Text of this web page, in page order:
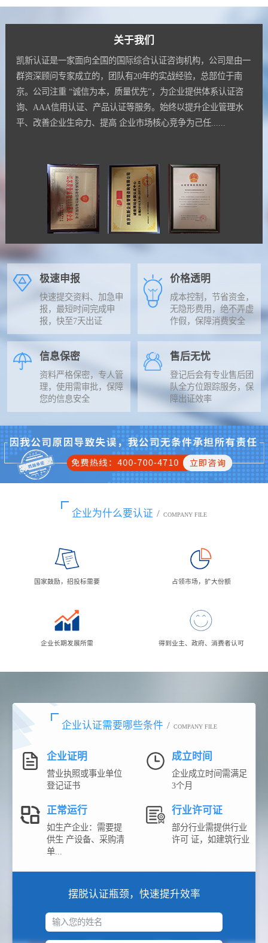
关于我们
凯新认证是一家面向全国的国际综合认证咨询机构，公司是由一
群资深顾问专家成立的，团队有20年的实战经验，总部位于南
京。公司注重 “诚信为本，质量优先”，为企业提供体系认证咨
询、AAA信用认证、产品认证等服务。始终以提升企业管理水
平、改善企业生命力、提高 企业市场核心竞争为己任......
极速申报
快速提交资料、加急申
报，最短时间完成申
报，快至7天出证
价格透明
成本控制，节省资金，
无隐形费用，绝不弄虚
作假，保障消费安全
信息保密
资料严格保密，专人管
理，使用需审批，保障
您的信息安全
售后无忧
登记后会有专业售后团
队全方位跟踪服务，保
障出证效率
企业为什么要认证 / COMPANY FILE
国家鼓励，招投标需要 占领市场，扩大份额
企业长期发展所需 得到业主、政府、消费者认可
企业认证需要哪些条件 / COMPANY FILE
企业证明
营业执照或事业单位
登记证书
成立时间
企业成立时间需满足
3个月
正常运行
如生产企业：需要提
供生 产设备、采购清
单...
行业许可证
部分行业需提供行业
许可 证，如建筑行业
摆脱认证瓶颈，快速提升效率
输入您的姓名